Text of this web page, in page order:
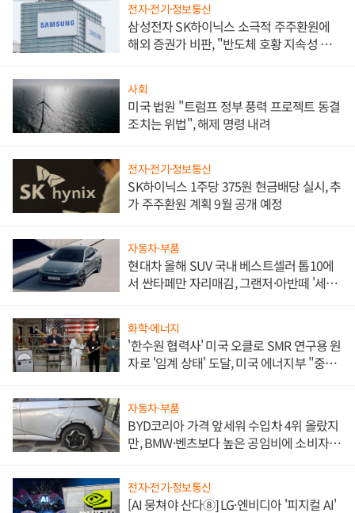
전자·전기·정보통신
삼성전자 SK하이닉스 소극적 주주환원에
해외 증권가 비판, "반도체 호황 지속성 의
사회
미국 법원 "트럼프 정부 풍력 프로젝트 동결
조치는 위법", 해제 명령 내려
전자·전기·정보통신
SK하이닉스 1주당 375원 현금배당 실시, 추
가 주주환원 계획 9월 공개 예정
자동차·부품
현대차 올해 SUV 국내 베스트셀러 톱10에
서 싼타페만 자리매김, 그랜저·아반떼 '세단
화학·에너지
'한수원 협력사' 미국 오클로 SMR 연구용 원
자로 '임계 상태' 도달, 미국 에너지부 "중요
자동차·부품
BYD코리아 가격 앞세워 수입차 4위 올랐지
만, BMW·벤츠보다 높은 공임비에 소비자
전자·전기·정보통신
[AI 뭉쳐야 산다⑧] LG·엔비디아 '피지컬 AI'